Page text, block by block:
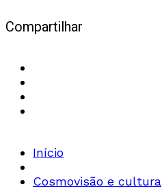
Compartilhar
Início
Cosmovisão e cultura